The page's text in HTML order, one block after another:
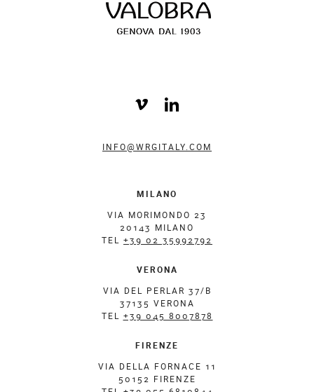
INFO@WRGITALY.COM
MILANO
VIA MORIMONDO 23
20143 MILANO
TEL +39 02 35992792
VERONA
VIA DEL PERLAR 37/B
37135 VERONA
TEL +39 045 8007878
FIRENZE
VIA DELLA FORNACE 11
50152 FIRENZE